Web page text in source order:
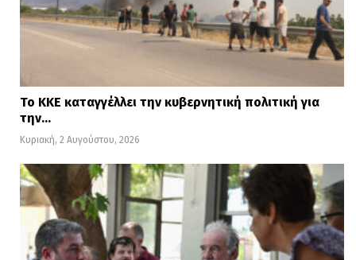
Το ΚΚΕ καταγγέλλει την κυβερνητική πολιτική για
την…
Κυριακή, 2 Αυγούστου, 2026